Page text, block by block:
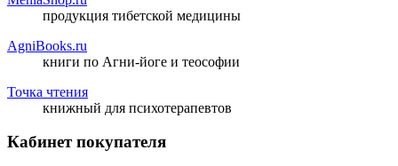
продукция тибетской медицины
AgniBooks.ru
книги по Агни-йоге и теософии
Точка чтения
книжный для психотерапевтов
Кабинет покупателя